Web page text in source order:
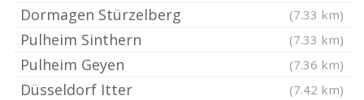
Dormagen Stürzelberg (7.33 km)
Pulheim Sinthern (7.33 km)
Pulheim Geyen (7.36 km)
Düsseldorf Itter (7.42 km)